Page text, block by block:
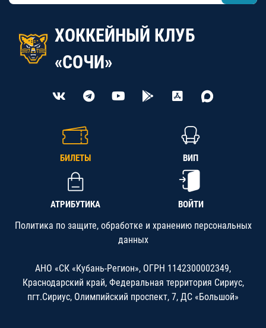
ХОККЕЙНЫЙ КЛУБ
«СОЧИ»
БИЛЕТЫ ВИП
АТРИБУТИКА ВОЙТИ
Политика по защите, обработке и хранению персональных
данных
АНО «СК «Кубань-Регион», ОГРН 1142300002349,
Краснодарский край, Федеральная территория Сириус,
пгт.Сириус, Олимпийский проспект, 7, ДС «Большой»